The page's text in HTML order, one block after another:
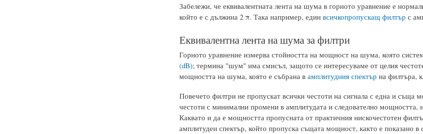
Забележи, че еквивалентната лента на шума в горното уравнение е
който е с дължина 2 π. Така например, един всичкопропускащ филтър с
Еквивалентна лента на шума за филтри
Горното уравнение измерва стойността на мощност на шума, която
(dB); термина "шум" има смисъл, защото се интересуваме от целия
мощността на шума, която е събрана в амплитудния спектър на филтъра,
Повечето филтри не пропускат всички честоти на сигнала с една и съща
честоти с минимални промени в амплитудата и следователно
Каквато и да е мощността пропусната от практичния нискочестотен
амплитуден спектър, който пропуска същата мощност, както е показано в